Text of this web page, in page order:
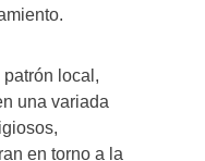
local,
una variada
en torno a la